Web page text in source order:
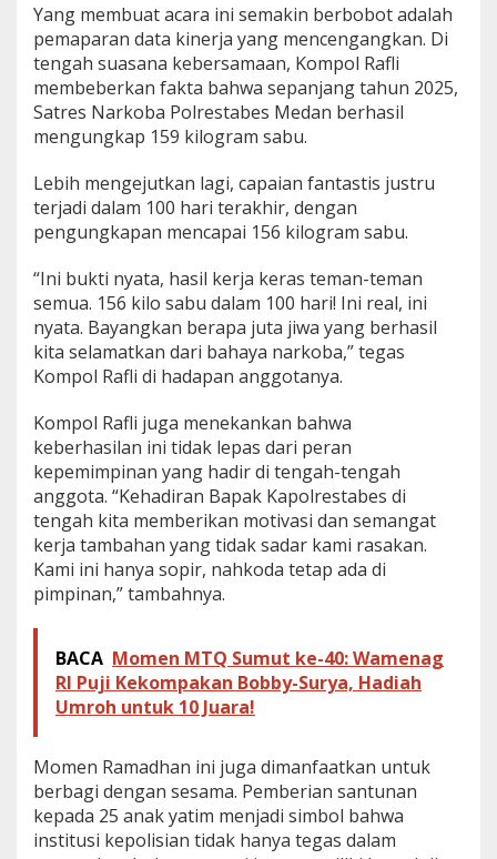
Yang membuat acara ini semakin berbobot adalah
pemaparan data kinerja yang mencengangkan. Di
tengah suasana kebersamaan, Kompol Rafli
membeberkan fakta bahwa sepanjang tahun 2025,
Satres Narkoba Polrestabes Medan berhasil
mengungkap 159 kilogram sabu.
Lebih mengejutkan lagi, capaian fantastis justru
terjadi dalam 100 hari terakhir, dengan
pengungkapan mencapai 156 kilogram sabu.
“Ini bukti nyata, hasil kerja keras teman-teman
semua. 156 kilo sabu dalam 100 hari! Ini real, ini
nyata. Bayangkan berapa juta jiwa yang berhasil
kita selamatkan dari bahaya narkoba,” tegas
Kompol Rafli di hadapan anggotanya.
Kompol Rafli juga menekankan bahwa
keberhasilan ini tidak lepas dari peran
kepemimpinan yang hadir di tengah-tengah
anggota. “Kehadiran Bapak Kapolrestabes di
tengah kita memberikan motivasi dan semangat
kerja tambahan yang tidak sadar kami rasakan.
Kami ini hanya sopir, nahkoda tetap ada di
pimpinan,” tambahnya.
BACA Momen MTQ Sumut ke-40: Wamenag
RI Puji Kekompakan Bobby-Surya, Hadiah
Umroh untuk 10 Juara!
Momen Ramadhan ini juga dimanfaatkan untuk
berbagi dengan sesama. Pemberian santunan
kepada 25 anak yatim menjadi simbol bahwa
institusi kepolisian tidak hanya tegas dalam